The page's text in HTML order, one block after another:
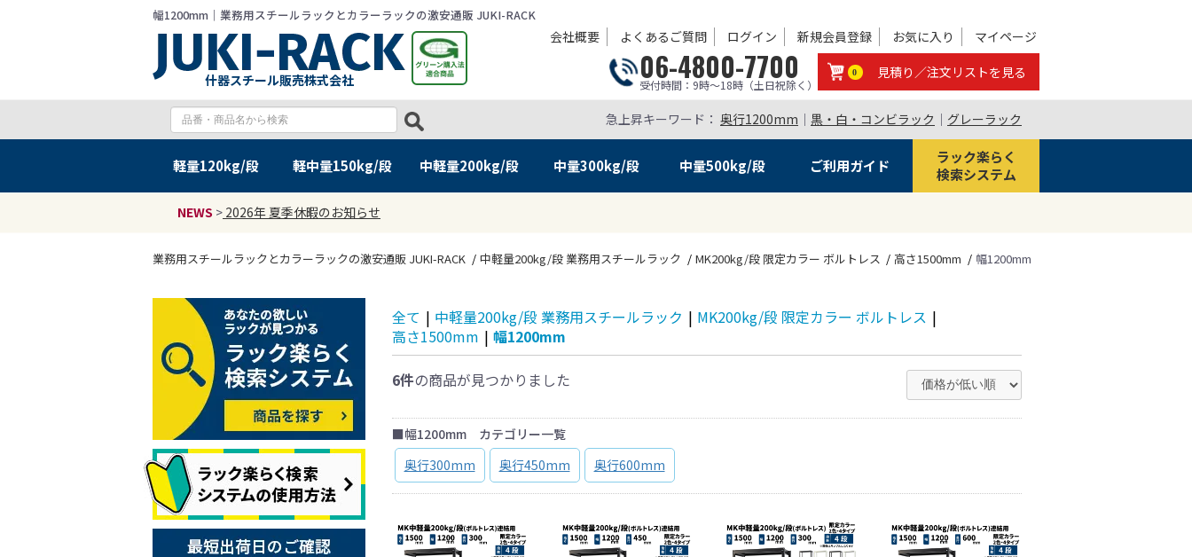
幅1200mm｜業務用スチールラックとカラーラックの激安通販 JUKI-RACK
什器スチール販売株式会社
会社概要 よくあるご質問 ログイン 新規会員登録 お気に入り マイページ
06-4800-7700
受付時間：9時～18時（土日祝除く）
0 見積り／注文リストを見る
急上昇キーワード： 奥行1200mm ｜ 黒・白・コンビラック ｜ グレーラック
軽量120kg/段 軽中量150kg/段 中軽量200kg/段 中量300kg/段 中量500kg/段 ご利用ガイド
ラック楽らく
検索システム
NEWS > 2026年 夏季休暇のお知らせ
業務用スチールラックとカラーラックの激安通販 JUKI-RACK 中軽量200kg/段 業務用スチールラック MK200kg/段 限定カラー ボルトレス 高さ1500mm 幅1200mm
全て | 中軽量200kg/段 業務用スチールラック | MK200kg/段 限定カラー ボルトレス |
高さ1500mm | 幅1200mm
6件の商品が見つかりました
■幅1200mm カテゴリー一覧
奥行300mm
奥行450mm 奥行600mm